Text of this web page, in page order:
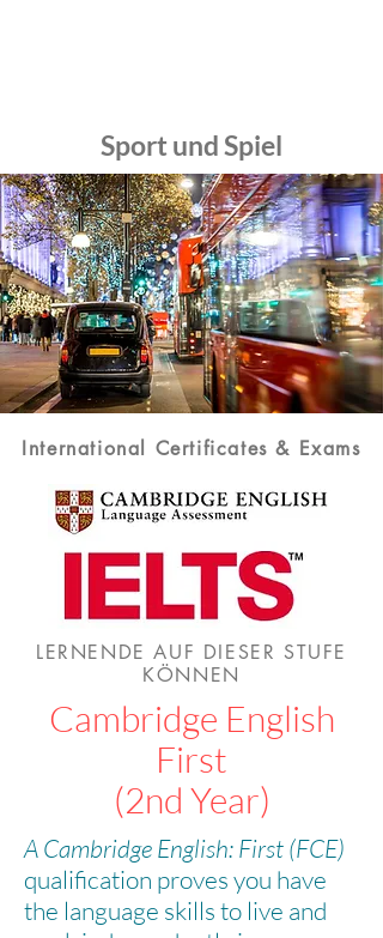
Sport und Spiel
International Certificates & Exams
LERNENDE AUF DIESER STUFE
KÖNNEN
Cambridge English
First
(2nd Year)
A Cambridge English: First (FCE)
qualification proves you have
the language skills to live and